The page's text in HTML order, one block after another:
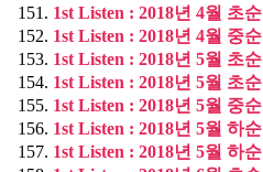
1st Listen : 2018년 4월 초
1st Listen : 2018년 4월 중순
1st Listen : 2018년 5월 초
1st Listen : 2018년 5월 초
1st Listen : 2018년 5월 중순
1st Listen : 2018년 5월 하
1st Listen : 2018년 5월 하